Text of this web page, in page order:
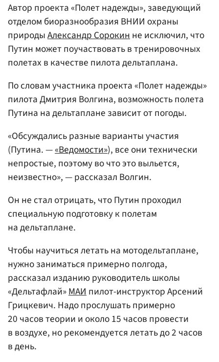
Автор проекта «Полет надежды», заведующий
отделом биоразнообразия ВНИИ охраны
природыАлександр Сорокин не исключил, что
Путин может поучаствовать в тренировочных
полетах в качестве пилота дельтаплана.
По словам участника проекта «Полет надежды»
пилота Дмитрия Волгина, возможность полета
Путина на дельтаплане зависит от погоды.
«Обсуждались разные варианты участия
(Путина. —«Ведомости»), все они технически
непростые, поэтому во что это выльется,
неизвестно», — рассказал Волгин.
Он не стал отрицать, что Путин проходил
специальную подготовку к полетам
на дельтаплане.
Чтобы научиться летать на мотодельтаплане,
нужно заниматься примерно полгода,
рассказал изданию руководитель школы
«Дельтафлай»МАИпилот-инструктор Арсений
Грицкевич. Надо прослушать примерно
20 часов теории и около 15 часов провести
в воздухе, но рекомендуется летать до 2 часов
в день.